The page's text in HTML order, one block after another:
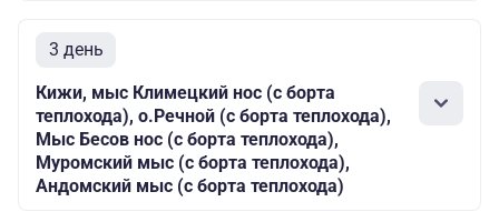
3 день
Кижи, мыс Климецкий нос (с борта
теплохода), о.Речной (с борта теплохода),
Мыс Бесов нос (с борта теплохода),
Муромский мыс (с борта теплохода),
Андомский мыс (с борта теплохода)